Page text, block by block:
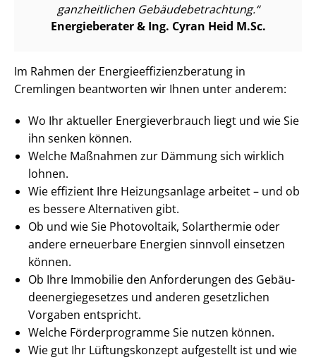
ganzheitlichen Ge­bäu­de­be­trach­tung.
Energieberater & Ing. Cyran Heid M.Sc.
Im Rahmen der En­er­gie­ef­fi­zi­enz­be­ra­tung in
Cremlingen beantworten wir Ihnen unter anderem:
Wo Ihr aktueller En­er­gie­ver­brauch liegt und wie Sie
ihn senken können.
Welche Maßnahmen zur Dämmung sich wirklich
lohnen.
Wie effizient Ihre Heizungsanlage arbeitet – und ob
es bessere Alternativen gibt.
Ob und wie Sie Photovoltaik, Solarthermie oder
andere erneuerbare Energien sinnvoll einsetzen
können.
Ob Ihre Immobilie den Anforderungen des Ge­bäu­
de­en­er­gie­ge­set­zes und anderen gesetzlichen
Vorgaben entspricht.
Welche Förderprogramme Sie nutzen können.
Wie gut Ihr Lüftungskonzept aufgestellt ist und wie